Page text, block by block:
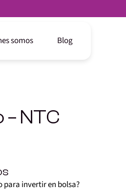
somos Blog
NTC
para invertir en bolsa?